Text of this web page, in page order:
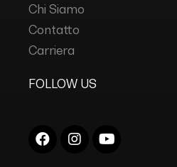
Chi Siamo
Contatto
Carriera
FOLLOW US